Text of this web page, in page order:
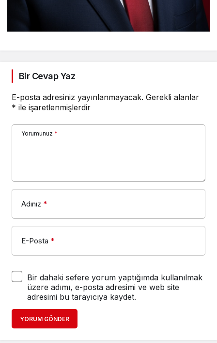
Bir Cevap Yaz
E-posta adresiniz yayınlanmayacak. Gerekli alanlar
* ile işaretlenmişlerdir
Yorumunuz *
Adınız *
E-Posta *
Bir dahaki sefere yorum yaptığımda kullanılmak
üzere adımı, e-posta adresimi ve web site
adresimi bu tarayıcıya kaydet.
YORUM GÖNDER